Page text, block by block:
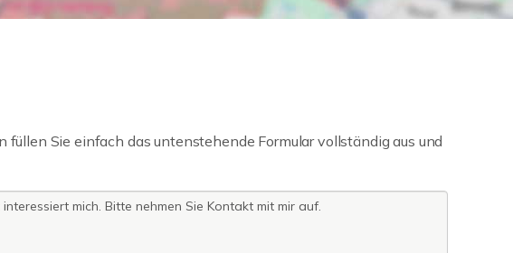
Sie einfach das untenstehende Formular vollständig aus und